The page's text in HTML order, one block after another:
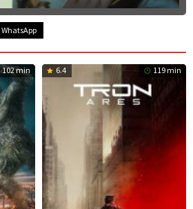
WhatsApp
102 min 6.4 119 min